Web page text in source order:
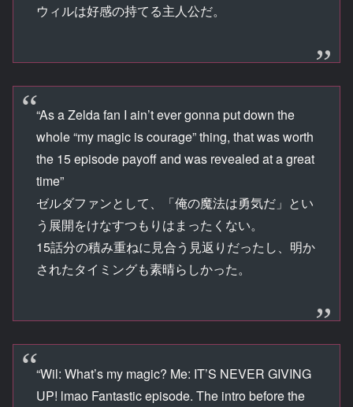
ウィルは好感の持てる主人公だ。
“As a Zelda fan I ain’t ever gonna put down the
whole “my magic is courage” thing, that was worth
the 15 episode payoff and was revealed at a great
time”
ゼルダファンとして、「俺の魔法は勇気だ」とい
う展開をけなすつもりはまったくない。
15話分の積み重ねに見合う見返りだったし、明か
されたタイミングも素晴らしかった。
“Wil: What’s my magic? Me: IT’S NEVER GIVING
UP! lmao Fantastic episode. The intro before the